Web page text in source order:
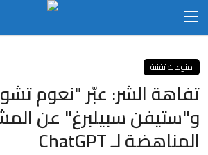
الدخول
الرئيسية
الاتصال بنا
منوعات تقنية
تفاهة الشر: عبّر "نعوم
و"ستيفن سبيلبرغ" عن
المناهضة لـ ChatGPT